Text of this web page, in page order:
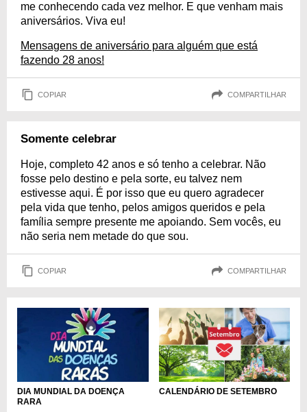
me conhecendo cada vez melhor. E que venham mais
aniversários. Viva eu!
Mensagens de aniversário para alguém que está
fazendo 28 anos!
COPIAR COMPARTILHAR
Somente celebrar
Hoje, completo 42 anos e só tenho a celebrar. Não
fosse pelo destino e pela sorte, eu talvez nem
estivesse aqui. É por isso que eu quero agradecer
pela vida que tenho, pelos amigos queridos e pela
família sempre presente me apoiando. Sem vocês, eu
não seria nem metade do que sou.
COPIAR COMPARTILHAR
DIA MUNDIAL DA DOENÇA
RARA
CALENDÁRIO DE SETEMBRO